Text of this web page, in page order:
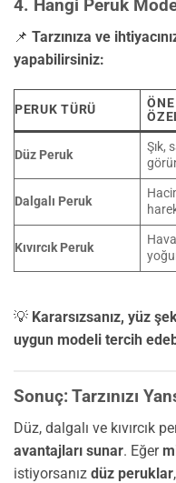
4. Hangi Peruk
📌 Tarzınıza ve
yapabilirsiniz:
PERUK TÜRÜ
Düz Peruk
Şık,
Dalgalı Peruk
Kıvırcık Peruk
💡 Kararsızsanız, yüz
uygun modeli tercih
Sonuç: Tarzınızı
Düz, dalgalı ve kıvırcık
avantajları sunar. Eğer
istiyorsanız düz peruklar,